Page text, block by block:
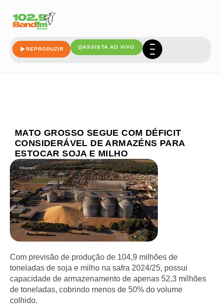
REPRODUZIR ASSISTA AO VIVO
MATO GROSSO SEGUE COM DÉFICIT
CONSIDERÁVEL DE ARMAZÉNS PARA
ESTOCAR SOJA E MILHO
Com previsão de produção de 104,9 milhões de
toneladas de soja e milho na safra 2024/25, possui
capacidade de armazenamento de apenas 52,3 milhões
de toneladas, cobrindo menos de 50% do volume
colhido.